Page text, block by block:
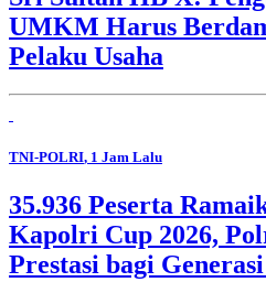
UMKM Harus
Pelaku Usaha
TNI-POLRI, 1 Jam Lalu
35.936 Peserta
Kapolri Cup 2026,
Prestasi bagi